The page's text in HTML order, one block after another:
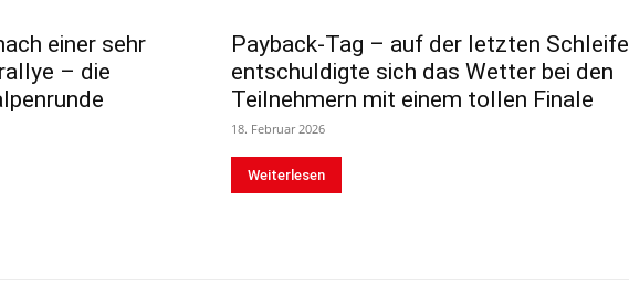
einer sehr
– die
Payback-Tag – auf der letzten Schleife
entschuldigte sich das Wetter bei den
Teilnehmern mit einem tollen Finale
18. Februar 2026
Weiterlesen